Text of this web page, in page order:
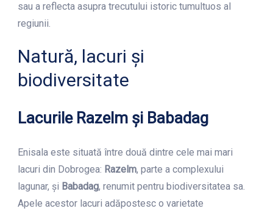
sau a reflecta asupra trecutului istoric tumultuos al
regiunii.
Natură, lacuri și
biodiversitate
Lacurile Razelm și Babadag
Enisala este situată între două dintre cele mai mari
lacuri din Dobrogea: Razelm, parte a complexului
lagunar, și Babadag, renumit pentru biodiversitatea sa.
Apele acestor lacuri adăpostesc o varietate